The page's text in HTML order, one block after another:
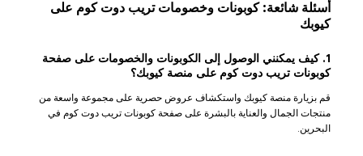
أسئلة شائعة: كوبونات وخصومات تريب دوت كوم على
كيوبك
1. كيف يمكنني الوصول إلى الكوبونات والخصومات على صفحة
كوبونات تريب دوت كوم على منصة كيوبك؟
قم بزيارة منصة كيوبك واستكشاف عروض حصرية على مجموعة واسعة من
منتجات الجمال والعناية بالبشرة على صفحة كوبونات تريب دوت كوم في
البحرين.